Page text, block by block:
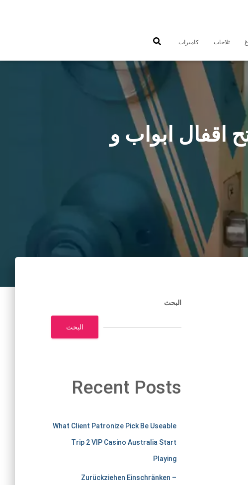
ثلاجات كاميرات
صباح الناصر 97477575 فتح اقفال ابواب و
البحث
البحث
Recent Posts
m
e
r
What Client Patronize Pick Be Useable
Trip 2 VIP Casino Australia Start
Playing
Zurückziehen Einschränken –